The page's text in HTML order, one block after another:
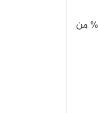
فمثلًا يصل مستوى ارتفاع المياه في فلوريدا وكاليفورنيا الناتج عن ذوبان صفائح القطب الجنوبي إلى نسبة أعلى بـ 52% من